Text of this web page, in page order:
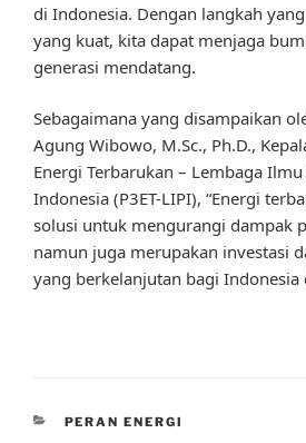
di Indonesia. Dengan langkah
yang kuat, kita dapat menjaga
generasi mendatang.
Sebagaimana yang disampaikan
Agung Wibowo, M.Sc., Ph.D.,
Energi Terbarukan – Lembaga
Indonesia (P3ET-LIPI), “Energi
solusi untuk mengurangi dampak
namun juga merupakan investasi
yang berkelanjutan bagi Indonesia
CATEGORIES
PERAN ENERGI